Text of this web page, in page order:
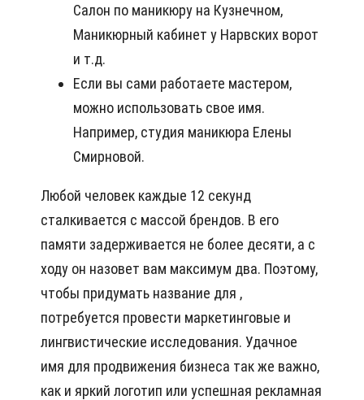
Салон по маникюру на Кузнечном,
Маникюрный кабинет у Нарвских ворот
и т.д.
Если вы сами работаете мастером,
можно использовать свое имя.
Например, студия маникюра Елены
Смирновой.
Любой человек каждые 12 секунд
сталкивается с массой брендов. В его
памяти задерживается не более десяти, а с
ходу он назовет вам максимум два. Поэтому,
чтобы придумать название для ,
потребуется провести маркетинговые и
лингвистические исследования. Удачное
имя для продвижения бизнеса так же важно,
как и яркий логотип или успешная рекламная